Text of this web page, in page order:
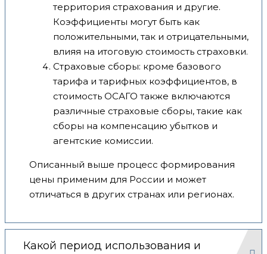
территория страхования и другие.
Коэффициенты могут быть как
положительными, так и отрицательными,
влияя на итоговую стоимость страховки.
Страховые сборы: кроме базового
тарифа и тарифных коэффициентов, в
стоимость ОСАГО также включаются
различные страховые сборы, такие как
сборы на компенсацию убытков и
агентские комиссии.
Описанный выше процесс формирования
цены применим для России и может
отличаться в других странах или регионах.
Какой период использования и